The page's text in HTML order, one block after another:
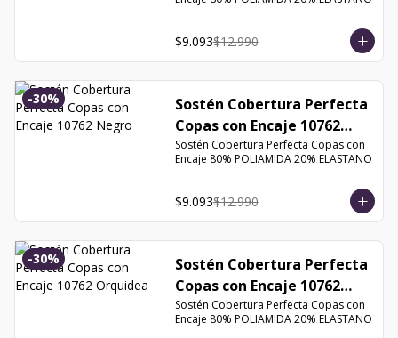
$9.093$12.990
-30%
Sostén Cobertura Perfecta
Copas con Encaje 10762
Negro
Sostén Cobertura Perfecta Copas con
Encaje 80% POLIAMIDA 20% ELASTANO
$9.093$12.990
-30%
Sostén Cobertura Perfecta
Copas con Encaje 10762
Orquidea
Sostén Cobertura Perfecta Copas con
Encaje 80% POLIAMIDA 20% ELASTANO